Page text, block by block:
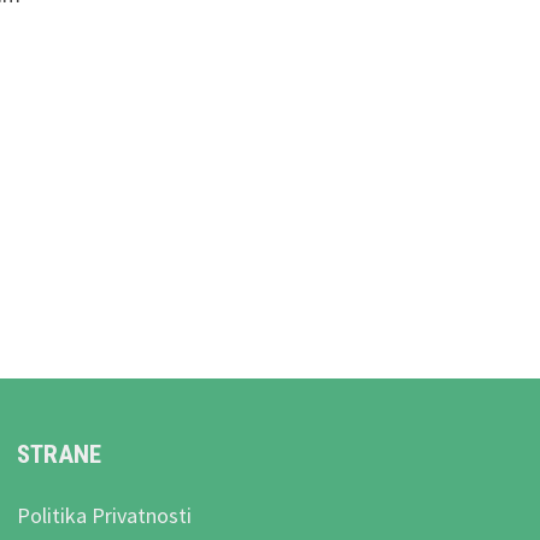
STRANE
Politika Privatnosti